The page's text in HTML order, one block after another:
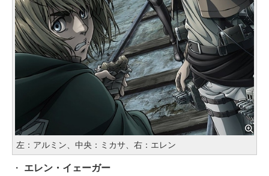
左：アルミン、中央：ミカサ、右：エレン
・
エレン・イェーガー